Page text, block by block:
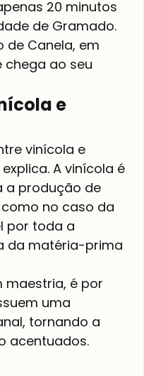
20 minutos
de Gramado.
de Canela, em
chega ao seu
e
vinícola e
A vinícola é
a produção de
no caso da
por toda a
da matéria-prima
maestria, é por
uma
tornando a
acentuados.